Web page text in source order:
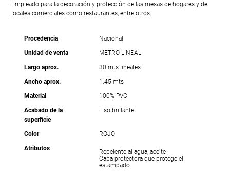
Empleado para la decoración y protección de las mesas de hogares y de
locales comerciales como restaurantes, entre otros.
Procedencia
Nacional
Unidad de venta
METRO LINEAL
Largo aprox.
30 mts lineales
Ancho aprox.
1.45 mts
Material
100% PVC
Acabado de la
superficie
Liso brillante
Color
ROJO
Atributos
Repelente al agua, aceite
Capa protectora que protege el
estampado